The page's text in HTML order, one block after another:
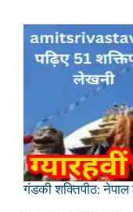
गंडकी शक्तिपीठ: